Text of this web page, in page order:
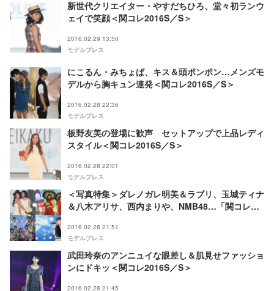
新世代クリエイター・やすだちひろ、堂々初ランウ
ェイで笑顔＜関コレ2016S／S＞
2016.02.29 13:50
モデルプレス
にこるん・みちょぱ、キス＆頭ポンポン…メンズモ
デルから胸キュン連発＜関コレ2016S／S＞
2016.02.28 22:36
モデルプレス
板野友美の登場に歓声 セットアップで上品レディ
スタイル＜関コレ2016S／S＞
2016.02.28 22:01
モデルプレス
＜写真特集＞ダレノガレ明美＆ラブリ、玉城ティナ
＆八木アリサ、西内まりや、NMB48…「関コレ
2016.02.28 21:51
モデルプレス
武田玲奈のアンニュイな眼差し＆肌見せファッショ
ンにドキッ＜関コレ2016S／S＞
2016.02.28 21:45